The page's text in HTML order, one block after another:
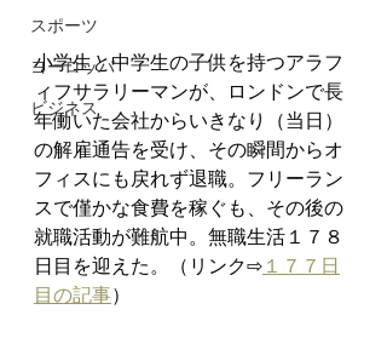
スポーツ
ヨーロッパ
ビジネス
小学生と中学生の子供を持つアラフ
ィフサラリーマンが、ロンドンで長
年働いた会社からいきなり（当日）
の解雇通告を受け、その瞬間からオ
フィスにも戻れず退職。フリーラン
スで僅かな食費を稼ぐも、その後の
就職活動が難航中。無職生活１７８
日目を迎えた。（リンク⇨１７７日
目の記事）